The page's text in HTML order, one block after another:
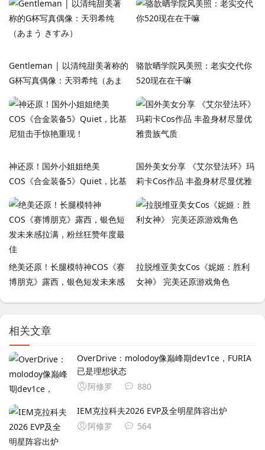
Gentleman | 以清纯甜美著称的
G杯写真偶像：天羽希纯（あま
う きすみ）
骆歆晒学院风美照：老实交代你
520现在在干嘛
神还原！国外小姐姐绝美
COS《合金装备5》Quiet，比基
尼狙击手惊艳重现！
国外美女分享 《艾尔登法环》玛
莉卡Cos作品 丰盈身材尽显优雅
贵族气质
绝美还原！长腿模特神COS《赛
博朋克》露西，银色短发未来感
拉脱维亚美女Cos《妮姬：胜利
女神》 完美还原游戏角色
相关文章
OverDrive：molodoy像巅峰期dev1ce，FURIA
已是理想状态
阿修罗
880
IEM克拉科夫2026 EVP及全明星阵容出炉
阿修罗
564